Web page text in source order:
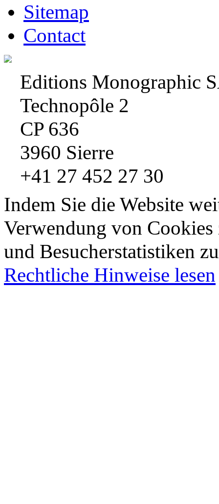
Sitemap
Contact
Editions Monographic
Technopôle 2
CP 636
3960 Sierre
+41 27 452 27 30
Indem Sie die Website
Verwendung von
und Besucherstatistiken
Rechtliche Hinweise lesen